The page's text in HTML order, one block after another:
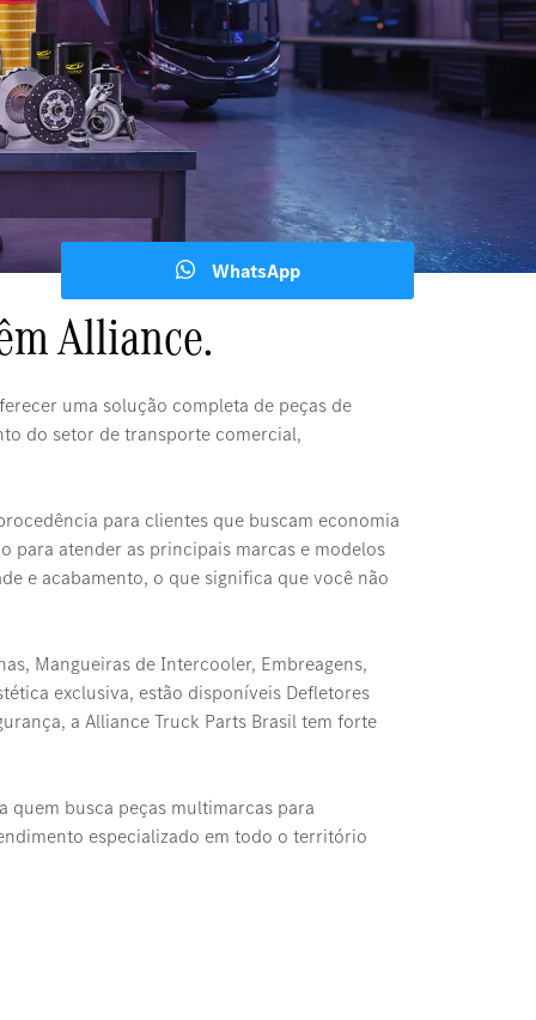
WhatsApp
Alliance.
uma solução completa de peças de
do setor de transporte comercial,
para clientes que buscam economia
para atender as principais marcas e modelos
e acabamento, o que significa que você não
Mangueiras de Intercooler, Embreagens,
exclusiva, estão disponíveis Defletores
a Alliance Truck Parts Brasil tem forte
busca peças multimarcas para
especializado em todo o território